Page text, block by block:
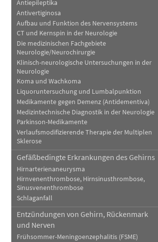
Haut, Haare und Nägel
Psychische Erkrankungen
Antiepileptika
Antivertiginosa
Aufbau und Funktion des Nervensystems
CT und Kernspin in der Neurologie
Die medizinischen Fachgebiete
Neurologie/Neurochirurgie
Klinisch-neurologische Untersuchungen in der
Neurologie
Koma und Wachkoma
Liquoruntersuchung und Lumbalpunktion
Medikamente gegen Demenz (Antidementiva)
Medizintechnische Diagnostik in der Neurologie
Parkinson-Medikamente
Verlaufsmodifizierende Therapie der Multiplen
Sklerose
Gefäßbedingte Erkrankungen des Gehirns
Hirnarterienaneurysma
Hirnvenenthrombose, Hirnsinusthrombose,
Sinusvenenthrombose
Schlaganfall
Entzündungen von Gehirn, Rückenmark
und Nerven
Frühsommer-Meningoenzephalitis (FSME)